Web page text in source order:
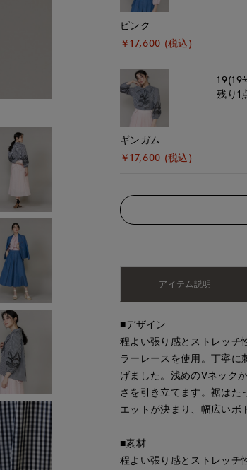
ピンク
￥17,600 (税込)
ギンガム
￥17,600 (税込)
19(19
残り1
アイテム説明
■デザイン
程よい張り感とストレッチ
ラーレースを使用。丁寧に
げました。浅めのVネック
さを引き立てます。裾はた
エットが決まり、幅広いボ
■素材
程よい張り感とストレッチ